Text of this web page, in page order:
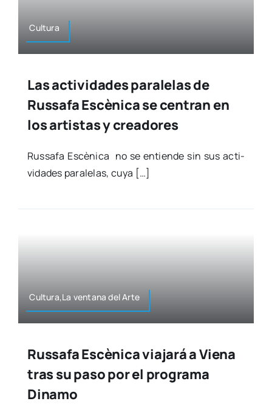
Cul­tu­ra
Las actividades paralelas de
Russafa Escènica se centran en
los artistas y creadores
Rus­sa­fa Escè­ni­ca no se entien­de sin sus acti­
vi­da­des para­le­las, cuya […]
Cultura,La ven­ta­na del Arte
Russafa Escènica viajará a Viena
tras su paso por el programa
Dinamo